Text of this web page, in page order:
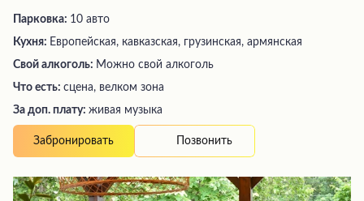
Парковка: 10 авто
Кухня: Европейская, кавказская, грузинская, армянская
Свой алкоголь: Можно свой алкоголь
Что есть: сцена, велком зона
За доп. плату: живая музыка
Забронировать Позвонить